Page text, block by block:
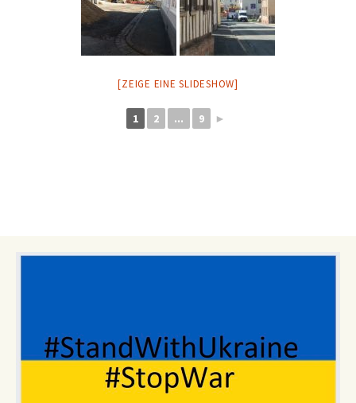
[ZEIGE EINE SLIDESHOW]
1 2 ... 9 ►